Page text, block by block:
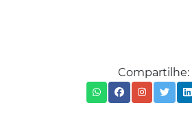
Compartilhe: